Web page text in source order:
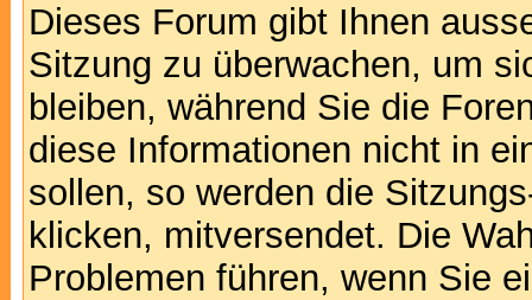
Dieses Forum gibt Ihnen
Sitzung zu überwachen, um
bleiben, während Sie die
diese Informationen nicht in
sollen, so werden die
klicken, mitversendet. Die
Problemen führen, wenn Sie